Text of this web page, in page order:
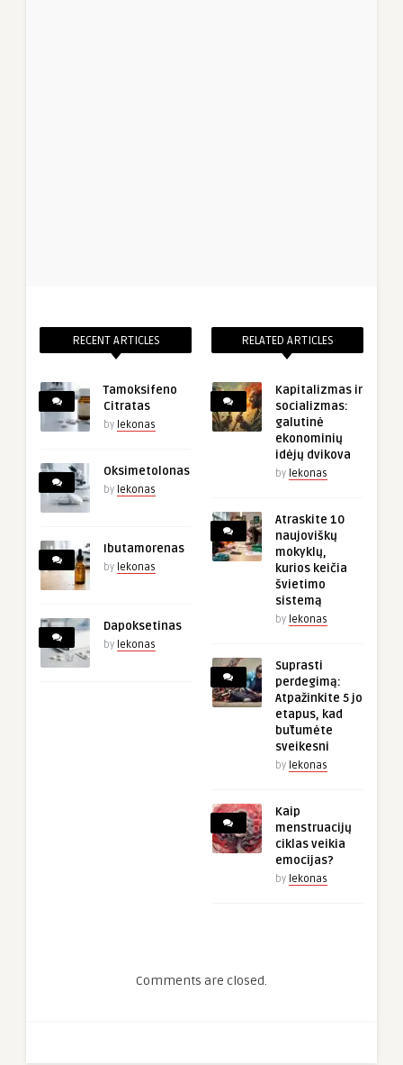
RECENT ARTICLES
Tamoksifeno
Citratas
by lekonas
Oksimetolonas
by lekonas
Ibutamorenas
by lekonas
Dapoksetinas
by lekonas
RELATED ARTICLES
Kapitalizmas ir
socializmas:
galutinė
ekonominių
idėjų dvikova
by lekonas
Atraskite 10
naujoviškų
mokyklų,
kurios keičia
švietimo
sistemą
by lekonas
Suprasti
perdegimą:
Atpažinkite 5 jo
etapus, kad
būtumėte
sveikesni
by lekonas
Kaip
menstruacijų
ciklas veikia
emocijas?
by lekonas
Comments are closed.